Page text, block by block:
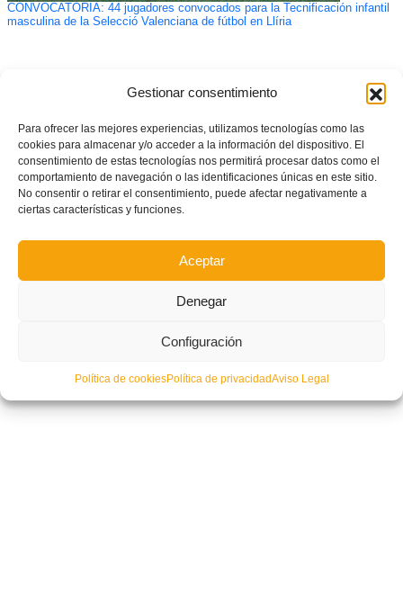
Gestionar consentimiento
Para ofrecer las mejores experiencias, utilizamos tecnologías como las
cookies para almacenar y/o acceder a la información del dispositivo. El
consentimiento de estas tecnologías nos permitirá procesar datos como el
comportamiento de navegación o las identificaciones únicas en este sitio.
No consentir o retirar el consentimiento, puede afectar negativamente a
ciertas características y funciones.
Aceptar
Denegar
Configuración
Política de cookiesPolítica de privacidadAviso Legal
CONVOCATORIA: 44 jugadores convocados para la Tecnificación infantil
masculina de la Selecció Valenciana de fútbol en Llíria
Acuerdos Comité de Apelación del 28 de abril de 2022